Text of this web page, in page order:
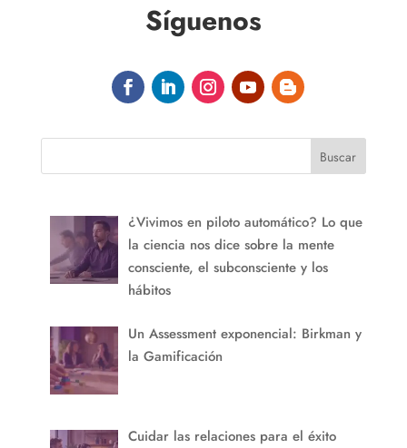
Síguenos
Buscar
¿Vivimos en piloto automático? Lo que
la ciencia nos dice sobre la mente
consciente, el subconsciente y los
hábitos
Un Assessment exponencial: Birkman y
la Gamificación
Cuidar las relaciones para el éxito